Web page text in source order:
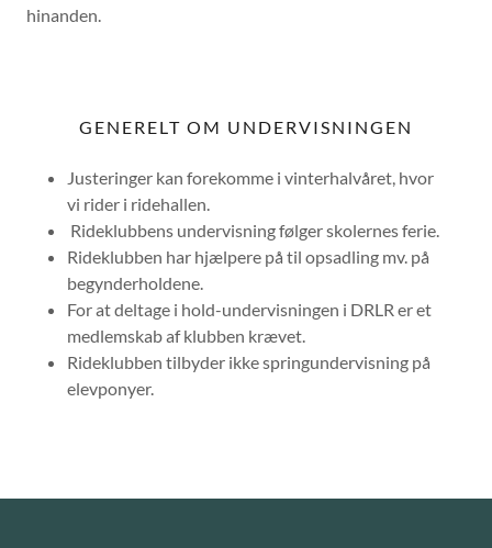
hinanden.
GENERELT OM UNDERVISNINGEN
Justeringer kan forekomme i vinterhalvåret, hvor
vi rider i ridehallen.
Rideklubbens undervisning følger skolernes ferie.
Rideklubben har hjælpere på til opsadling mv. på
begynderholdene.
For at deltage i hold-undervisningen i DRLR er et
medlemskab af klubben krævet.
Rideklubben tilbyder ikke springundervisning på
elevponyer.